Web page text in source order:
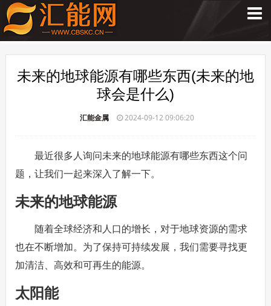
未来的地球能源有哪些东西(未来的地
球会是什么)
汇能金属 2024-09-12 09:06:20
最近很多人询问未来的地球能源有哪些东西这个问
题，让我们一起来深入了解一下。
未来的地球能源
随着全球经济和人口的增长，对于地球资源的需求
也在不断增加。为了保持可持续发展，我们需要寻找更
加清洁、高效和可再生的能源。
太阳能